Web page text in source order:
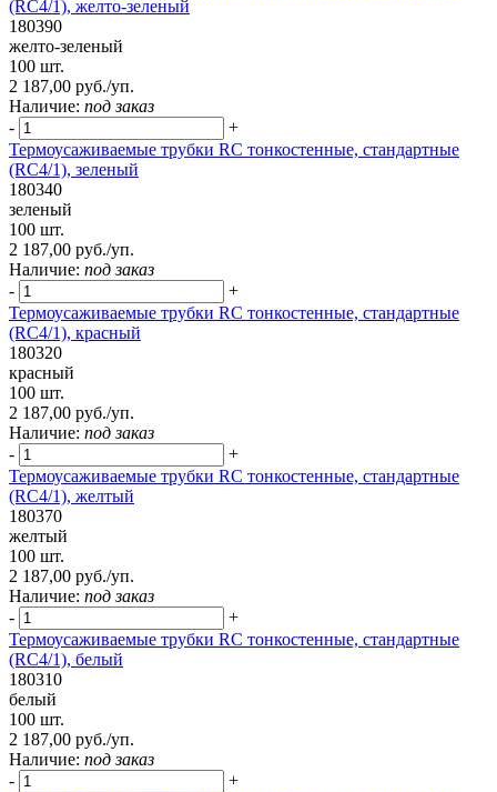
(RC4/1), желто-зеленый
180390
желто-зеленый
100 шт.
2 187,00 руб./уп.
Наличие: под заказ
-
+
Термоусаживаемые трубки RC тонкостенные, стандартные
(RC4/1), зеленый
180340
зеленый
100 шт.
2 187,00 руб./уп.
Наличие: под заказ
-
+
Термоусаживаемые трубки RC тонкостенные, стандартные
(RC4/1), красный
180320
красный
100 шт.
2 187,00 руб./уп.
Наличие: под заказ
-
+
Термоусаживаемые трубки RC тонкостенные, стандартные
(RC4/1), желтый
180370
желтый
100 шт.
2 187,00 руб./уп.
Наличие: под заказ
-
+
Термоусаживаемые трубки RC тонкостенные, стандартные
(RC4/1), белый
180310
белый
100 шт.
2 187,00 руб./уп.
Наличие: под заказ
-
+